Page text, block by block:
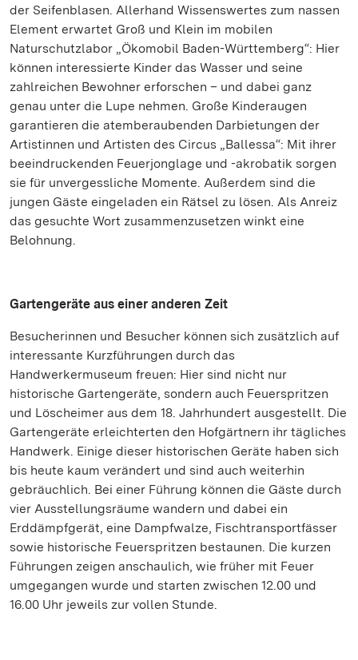
der Seifenblasen. Allerhand Wissenswertes zum nassen
Element erwartet Groß und Klein im mobilen
Naturschutzlabor „Ökomobil Baden-Württemberg“: Hier
können interessierte Kinder das Wasser und seine
zahlreichen Bewohner erforschen – und dabei ganz
genau unter die Lupe nehmen. Große Kinderaugen
garantieren die atemberaubenden Darbietungen der
Artistinnen und Artisten des Circus „Ballessa“: Mit ihrer
beeindruckenden Feuerjonglage und -akrobatik sorgen
sie für unvergessliche Momente. Außerdem sind die
jungen Gäste eingeladen ein Rätsel zu lösen. Als Anreiz
das gesuchte Wort zusammenzusetzen winkt eine
Belohnung.
Gartengeräte aus einer anderen Zeit
Besucherinnen und Besucher können sich zusätzlich auf
interessante Kurzführungen durch das
Handwerkermuseum freuen: Hier sind nicht nur
historische Gartengeräte, sondern auch Feuerspritzen
und Löscheimer aus dem 18. Jahrhundert ausgestellt. Die
Gartengeräte erleichterten den Hofgärtnern ihr tägliches
Handwerk. Einige dieser historischen Geräte haben sich
bis heute kaum verändert und sind auch weiterhin
gebräuchlich. Bei einer Führung können die Gäste durch
vier Ausstellungsräume wandern und dabei ein
Erddämpfgerät, eine Dampfwalze, Fischtransportfässer
sowie historische Feuerspritzen bestaunen. Die kurzen
Führungen zeigen anschaulich, wie früher mit Feuer
umgegangen wurde und starten zwischen 12.00 und
16.00 Uhr jeweils zur vollen Stunde.